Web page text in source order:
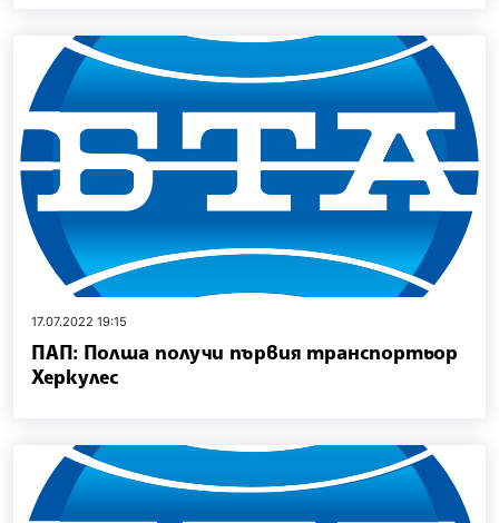
17.07.2022 19:15
ПАП: Полша получи първия транспортьор
Херкулес